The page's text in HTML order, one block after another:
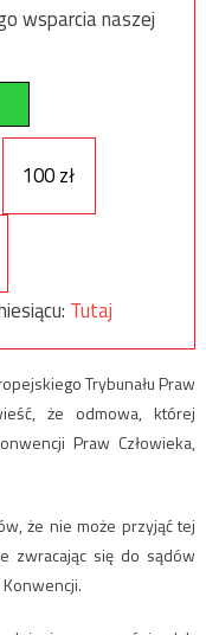
wsparcia naszej
100 zł
Tutaj
Trybunału Praw
że odmowa, której
Praw Człowieka,
że nie może przyjąć tej
zwracając się do sądów